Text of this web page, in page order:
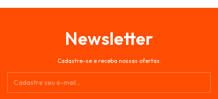
Newsletter
Cadastre-se e receba nossas ofertas.